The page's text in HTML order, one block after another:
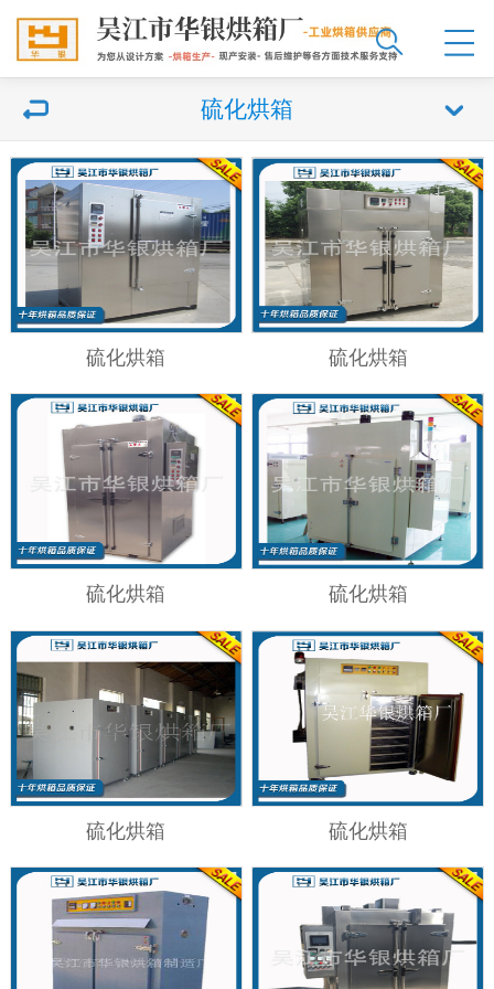
硫化烘箱
硫化烘箱 硫化烘箱
硫化烘箱 硫化烘箱
硫化烘箱 硫化烘箱